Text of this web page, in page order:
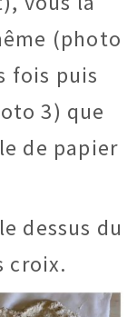
(photo
fois puis
3) que
de papier
dessus du
croix.